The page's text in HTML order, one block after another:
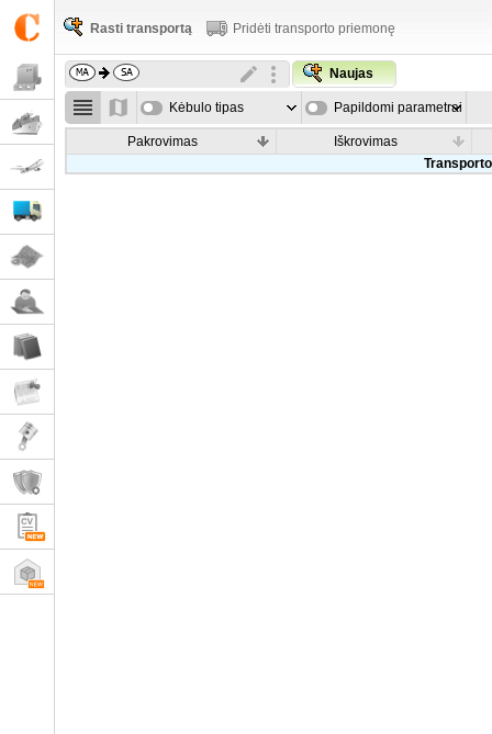
Rasti transportą Pridėti transporto priemonę
Naujas
Kėbulo tipas Papildomi parametrai
Pakrovimas
Iškrovimas